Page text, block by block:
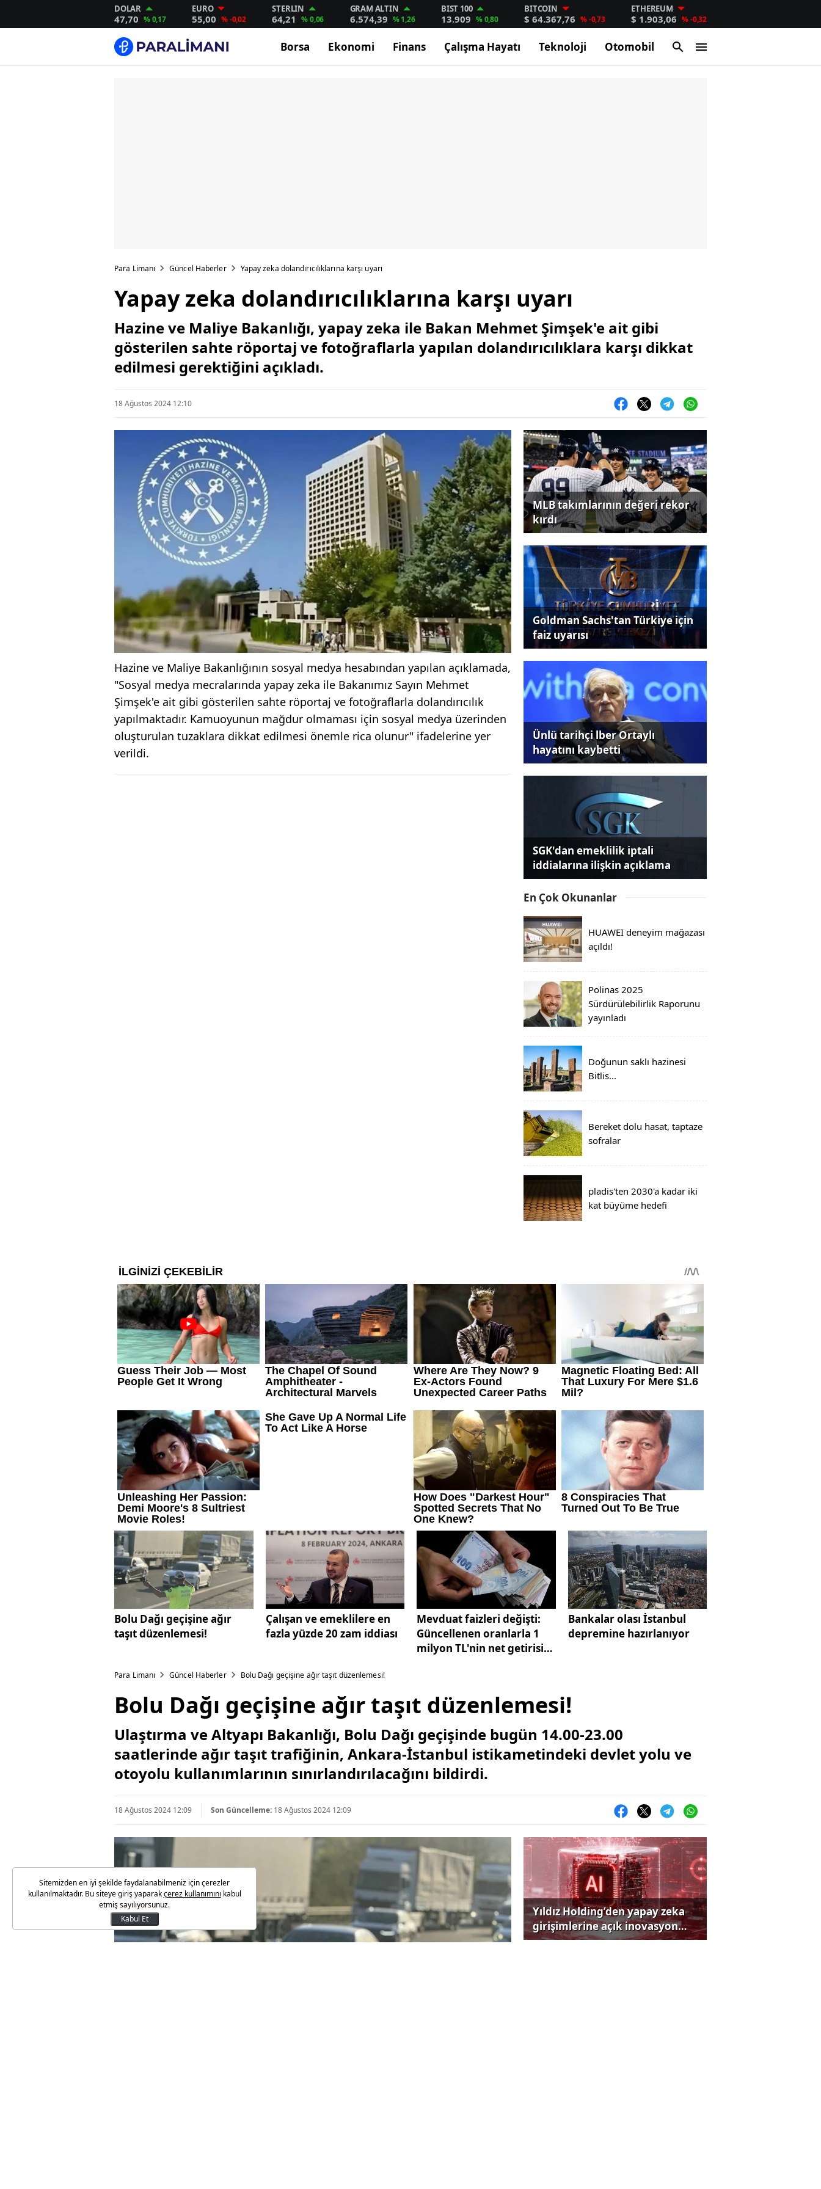
DOLAR
47,70 % 0,17
EURO
55,00 % -0,02
STERLIN
64,21 % 0,06
GRAM ALTIN
6.574,39 % 1,26
BIST 100
13.909 % 0,80
BITCOIN
$ 64.367,76 % -0,73
ETHEREUM
$ 1.903,06 % -0,32
Borsa Ekonomi Finans Çalışma Hayatı Teknoloji Otomobil
Para Limanı Güncel Haberler Yapay zeka dolandırıcılıklarına karşı uyarı
Yapay zeka dolandırıcılıklarına karşı uyarı
Hazine ve Maliye Bakanlığı, yapay zeka ile Bakan Mehmet Şimşek'e ait gibi
gösterilen sahte röportaj ve fotoğraflarla yapılan dolandırıcılıklara karşı dikkat
edilmesi gerektiğini açıkladı.
18 Ağustos 2024 12:10
Hazine ve Maliye Bakanlığının sosyal medya hesabından yapılan açıklamada,
"Sosyal medya mecralarında yapay zeka ile Bakanımız Sayın Mehmet
Şimşek'e ait gibi gösterilen sahte röportaj ve fotoğraflarla dolandırıcılık
yapılmaktadır. Kamuoyunun mağdur olmaması için sosyal medya üzerinden
oluşturulan tuzaklara dikkat edilmesi önemle rica olunur" ifadelerine yer
verildi.
MLB takımlarının değeri rekor
kırdı
Goldman Sachs'tan Türkiye için
faiz uyarısı
Ünlü tarihçi lber Ortaylı
hayatını kaybetti
SGK'dan emeklilik iptali
iddialarına ilişkin açıklama
En Çok Okunanlar
HUAWEI deneyim mağazası
açıldı!
Polinas 2025
Sürdürülebilirlik Raporunu
yayınladı
Doğunun saklı hazinesi
Bitlis...
Bereket dolu hasat, taptaze
sofralar
pladis'ten 2030'a kadar iki
kat büyüme hedefi
Bolu Dağı geçişine ağır
taşıt düzenlemesi!
Çalışan ve emeklilere en
fazla yüzde 20 zam iddiası
Mevduat faizleri değişti:
Güncellenen oranlarla 1
milyon TL'nin net getirisi
Bankalar olası İstanbul
depremine hazırlanıyor
Para Limanı Güncel Haberler Bolu Dağı geçişine ağır taşıt düzenlemesi!
Bolu Dağı geçişine ağır taşıt düzenlemesi!
Ulaştırma ve Altyapı Bakanlığı, Bolu Dağı geçişinde bugün 14.00-23.00
saatlerinde ağır taşıt trafiğinin, Ankara-İstanbul istikametindeki devlet yolu ve
otoyolu kullanımlarının sınırlandırılacağını bildirdi.
18 Ağustos 2024 12:09 Son Güncelleme: 18 Ağustos 2024 12:09
Yıldız Holding’den yapay zeka
girişimlerine açık inovasyon
çağrısı
Sitemizden en iyi şekilde faydalanabilmeniz için çerezler
kullanılmaktadır. Bu siteye giriş yaparakçerez kullanımını kabul
etmiş sayılıyorsunuz.
Kabul Et